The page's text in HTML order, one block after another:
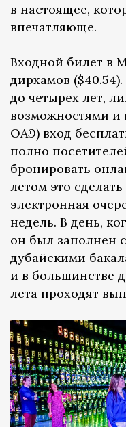
в настоящее,
впечатляюще.
Входной билет в
дирхамов
до четырех лет,
возможностями и
ОАЭ) вход
полно
бронировать
летом это
электронная
недель. В день,
он был заполнен
дубайскими
и в большинстве
лета проходят